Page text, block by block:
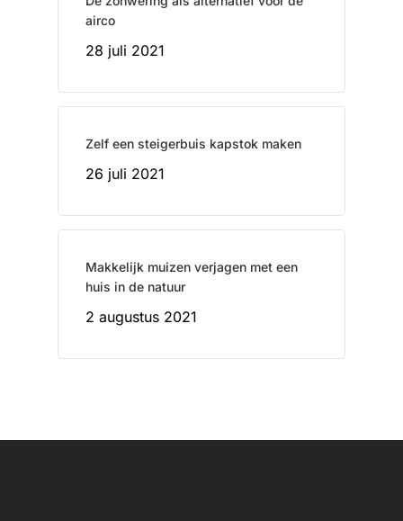
airco
28 juli 2021
Zelf een steigerbuis kapstok maken
26 juli 2021
Makkelijk muizen verjagen met een
huis in de natuur
2 augustus 2021